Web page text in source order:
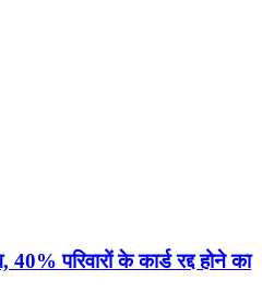
परिवारों के कार्ड रद्द होने का